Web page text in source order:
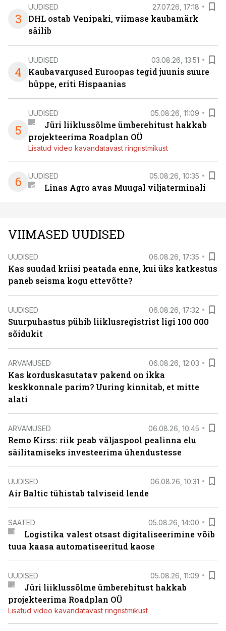
3
UUDISED 27.07.26, 17:18
DHL ostab Venipaki, viimase kaubamärk
säilib
4
UUDISED 03.08.26, 13:51
Kaubavargused Euroopas tegid juunis suure
hüppe, eriti Hispaanias
5
UUDISED 05.08.26, 11:09
Jüri liiklussõlme ümberehitust hakkab
projekteerima Roadplan OÜ
Lisatud video kavandatavast ringristmikust
6 UUDISED 05.08.26, 10:35
Linas Agro avas Muugal viljaterminali
VIIMASED UUDISED
UUDISED 06.08.26, 17:35
Kas suudad kriisi peatada enne, kui üks katkestus
paneb seisma kogu ettevõtte?
UUDISED 06.08.26, 17:32
Suurpuhastus pühib liiklusregistrist ligi 100 000
sõidukit
ARVAMUSED 06.08.26, 12:03
Kas korduskasutatav pakend on ikka
keskkonnale parim? Uuring kinnitab, et mitte
alati
ARVAMUSED 06.08.26, 10:45
Remo Kirss: riik peab väljaspool pealinna elu
säilitamiseks investeerima ühendustesse
UUDISED 06.08.26, 10:31
Air Baltic tühistab talviseid lende
SAATED 05.08.26, 14:00
Logistika valest otsast digitaliseerimine võib
tuua kaasa automatiseeritud kaose
UUDISED 05.08.26, 11:09
Jüri liiklussõlme ümberehitust hakkab
projekteerima Roadplan OÜ
Lisatud video kavandatavast ringristmikust